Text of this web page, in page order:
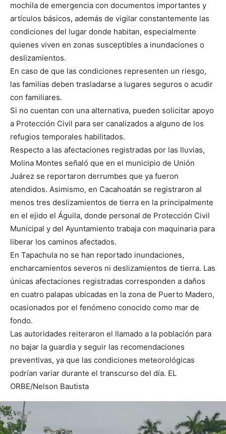
mochila de emergencia con documentos importantes y
artículos básicos, además de vigilar constantemente las
condiciones del lugar donde habitan, especialmente
quienes viven en zonas susceptibles a inundaciones o
deslizamientos.
En caso de que las condiciones representen un riesgo,
las familias deben trasladarse a lugares seguros o acudir
con familiares.
Si no cuentan con una alternativa, pueden solicitar apoyo
a Protección Civil para ser canalizados a alguno de los
refugios temporales habilitados.
Respecto a las afectaciones registradas por las lluvias,
Molina Montes señaló que en el municipio de Unión
Juárez se reportaron derrumbes que ya fueron
atendidos. Asimismo, en Cacahoatán se registraron al
menos tres deslizamientos de tierra en la principalmente
en el ejido el Águila, donde personal de Protección Civil
Municipal y del Ayuntamiento trabaja con maquinaria para
liberar los caminos afectados.
En Tapachula no se han reportado inundaciones,
encharcamientos severos ni deslizamientos de tierra. Las
únicas afectaciones registradas corresponden a daños
en cuatro palapas ubicadas en la zona de Puerto Madero,
ocasionados por el fenómeno conocido como mar de
fondo.
Las autoridades reiteraron el llamado a la población para
no bajar la guardia y seguir las recomendaciones
preventivas, ya que las condiciones meteorológicas
podrían variar durante el transcurso del día. EL
ORBE/Nelson Bautista